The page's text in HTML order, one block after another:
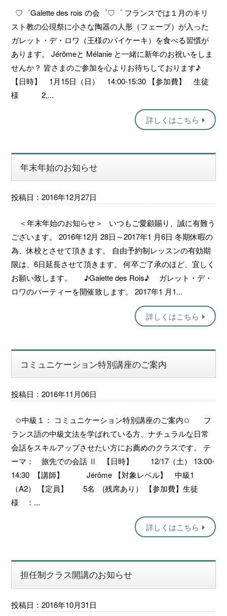
♡゜Galette des rois の会゜♡゜ フランスでは１月のキリ
スト教の公現祭に小さな陶器の人形（フェーブ）が入った
ガレット・デ・ロワ（王様のパイケーキ）を食べる習慣が
あります。 Jérômeと Mélanie と一緒に新年のお祝いをしま
せんか？ 皆さまのご参加を心よりお待ちしております♪
【日時】 1月15日（日） 14:00-15:30 【参加費】 生徒
様 2,...
詳しくはこちら
年末年始のお知らせ
投稿日：2016年12月27日
＜年末年始のお知らせ＞ いつもご愛顧賜り、誠に有難う
ございます。 2016年12月 28日～2017年1 月6日 冬期休暇の
為、休校とさせて頂きます。 自由予約制レッスンの有効期
限は、6日延長させて頂きます。 何卒ご了承のほど、宜しく
お願い致します。 ♪Galette des Rois♪ ガレット・デ・
ロワのパーティーを開催致します。 2017年1 月1...
詳しくはこちら
コミュニケーション特別講座のご案内
投稿日：2016年11月06日
✩中級１： コミュニケーション特別講座のご案内✩ フ
ランス語の中級文法を学ばれている方、ナチュラルな日常
会話をスキルアップさせたい方にお薦めのクラスです。 テ
ーマ： 旅先での会話 Ⅱ 【日時】 12/17（土） 13:00-
14:30 【講師】 Jérôme 【対象レベル】 中級1
（A2） 【定員】 5名 (残席あり） 【参加費】生徒
様 ：...
詳しくはこちら
担任制クラス開講のお知らせ
投稿日：2016年10月31日